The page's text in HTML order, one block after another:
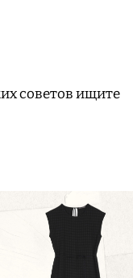
советов ищите